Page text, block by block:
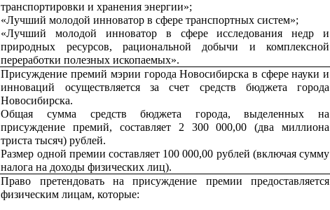
транспортировки и хранения энергии»;
«Лучший молодой инноватор в сфере транспортных систем»;
«Лучший молодой инноватор в сфере исследования недр и
природных ресурсов, рациональной добычи и комплексной
переработки полезных ископаемых».
Присуждение премий мэрии города Новосибирска в сфере науки и
инноваций осуществляется за счет средств бюджета города
Новосибирска.
Общая сумма средств бюджета города, выделенных на
присуждение премий, составляет 2 300 000,00 (два миллиона
триста тысяч) рублей.
Размер одной премии составляет 100 000,00 рублей (включая сумму
налога на доходы физических лиц).
Право претендовать на присуждение премии предоставляется
физическим лицам, которые: